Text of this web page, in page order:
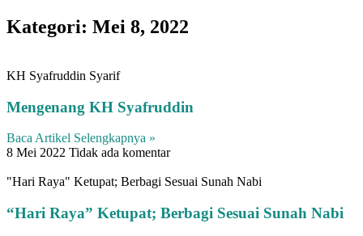
Kategori: Mei 8, 2022
KH Syafruddin Syarif
Mengenang KH Syafruddin
Baca Artikel Selengkapnya »
8 Mei 2022 Tidak ada komentar
"Hari Raya" Ketupat; Berbagi Sesuai Sunah Nabi
“Hari Raya” Ketupat; Berbagi Sesuai Sunah Nabi